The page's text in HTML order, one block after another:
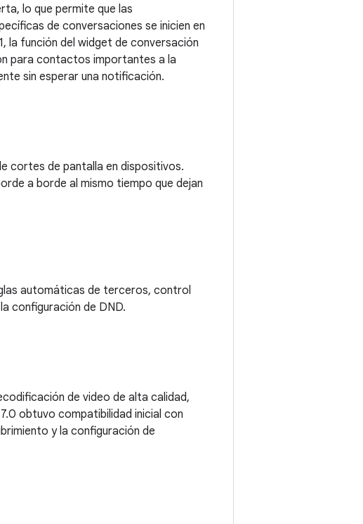
lo que permite que las
de conversaciones se inicien en
la función del widget de conversación
para contactos importantes a la
sin esperar una notificación.
cortes de pantalla en dispositivos.
a borde al mismo tiempo que dejan
automáticas de terceros, control
configuración de DND.
de video de alta calidad,
obtuvo compatibilidad inicial con
y la configuración de